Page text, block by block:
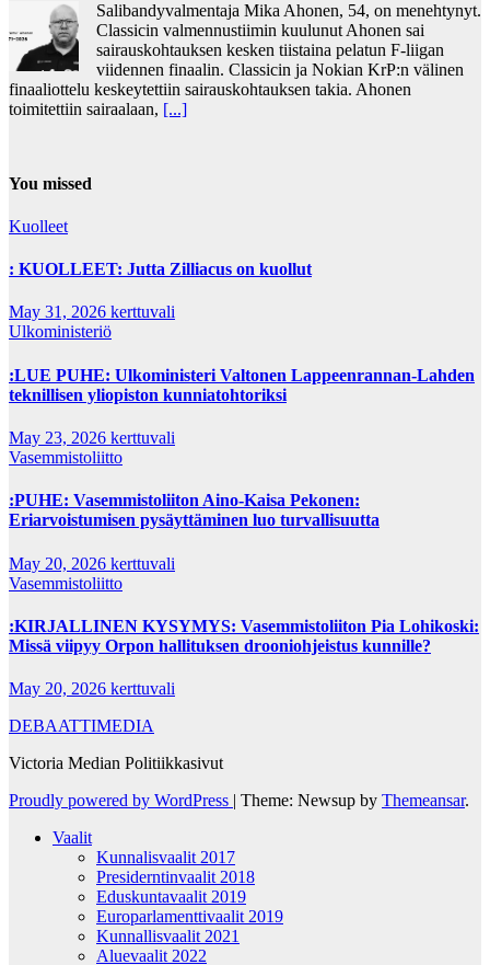
Salibandyvalmentaja Mika Ahonen, 54, on menehtynyt.
Classicin valmennustiimin kuulunut Ahonen sai
sairauskohtauksen kesken tiistaina pelatun F-liigan
viidennen finaalin. Classicin ja Nokian KrP:n välinen
finaaliottelu keskeytettiin sairauskohtauksen takia. Ahonen
toimitettiin sairaalaan, [...]
You missed
Kuolleet
: KUOLLEET: Jutta Zilliacus on kuollut
May 31, 2026 kerttuvali
Ulkoministeriö
:LUE PUHE: Ulkoministeri Valtonen Lappeenrannan-Lahden
teknillisen yliopiston kunniatohtoriksi
May 23, 2026 kerttuvali
Vasemmistoliitto
:PUHE: Vasemmistoliiton Aino-Kaisa Pekonen:
Eriarvoistumisen pysäyttäminen luo turvallisuutta
May 20, 2026 kerttuvali
Vasemmistoliitto
:KIRJALLINEN KYSYMYS: Vasemmistoliiton Pia Lohikoski:
Missä viipyy Orpon hallituksen drooniohjeistus kunnille?
May 20, 2026 kerttuvali
DEBAATTIMEDIA
Victoria Median Politiikkasivut
Proudly powered by WordPress | Theme: Newsup by Themeansar.
Vaalit
Kunnalisvaalit 2017
Presiderntinvaalit 2018
Eduskuntavaalit 2019
Europarlamenttivaalit 2019
Kunnallisvaalit 2021
Aluevaalit 2022